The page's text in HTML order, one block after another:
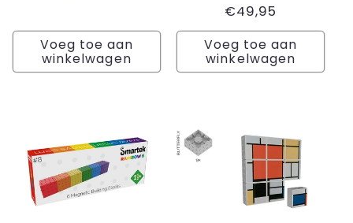
Voeg toe aan
winkelwagen
Normale
prijs
€49,95
Voeg toe aan
winkelwagen